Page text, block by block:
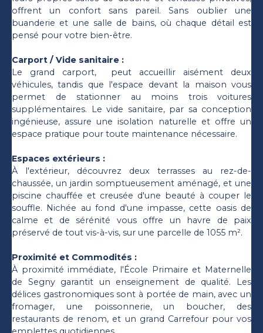
offrent un confort sans pareil. Sans oublier une
buanderie et une salle de bains, où chaque détail est
pensé pour votre bien-être.
Carport / Vide sanitaire :
Le grand carport, peut accueillir aisément deux
véhicules, tandis que l'espace devant la maison vous
permet de stationner au moins trois voitures
supplémentaires. Le vide sanitaire, par sa conception
ingénieuse, assure une isolation naturelle et offre un
espace pratique pour toute maintenance nécessaire.
Espaces extérieurs :
À l'extérieur, découvrez deux terrasses au rez-de-
chaussée, un jardin somptueusement aménagé, et une
piscine chauffée et creusée d'une beauté à couper le
souffle. Nichée au fond d'une impasse, cette oasis de
calme et de sérénité vous offre un havre de paix
préservé de tout vis-à-vis, sur une parcelle de 1055 m².
Proximité et Commodités :
À proximité immédiate, l'École Primaire et Maternelle
de Segny garantit un enseignement de qualité. Les
délices gastronomiques sont à portée de main, avec un
fromager, une poissonnerie, un boucher, des
restaurants de renom, et un grand Carrefour pour vos